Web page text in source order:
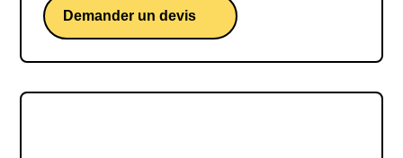
Demander un devis